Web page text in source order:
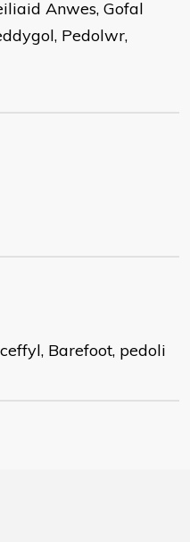
Anwes, Gofal
Pedolwr,
Barefoot, pedoli